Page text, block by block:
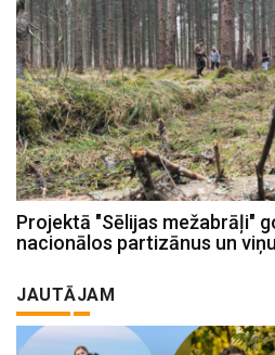
Projektā "Sēlijas mežabrāļi"
nacionālos partizānus un
JAUTĀJAM